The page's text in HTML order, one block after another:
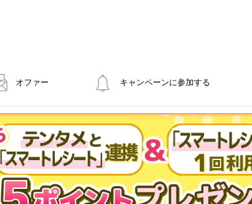
オファー キャンペーンに参加する